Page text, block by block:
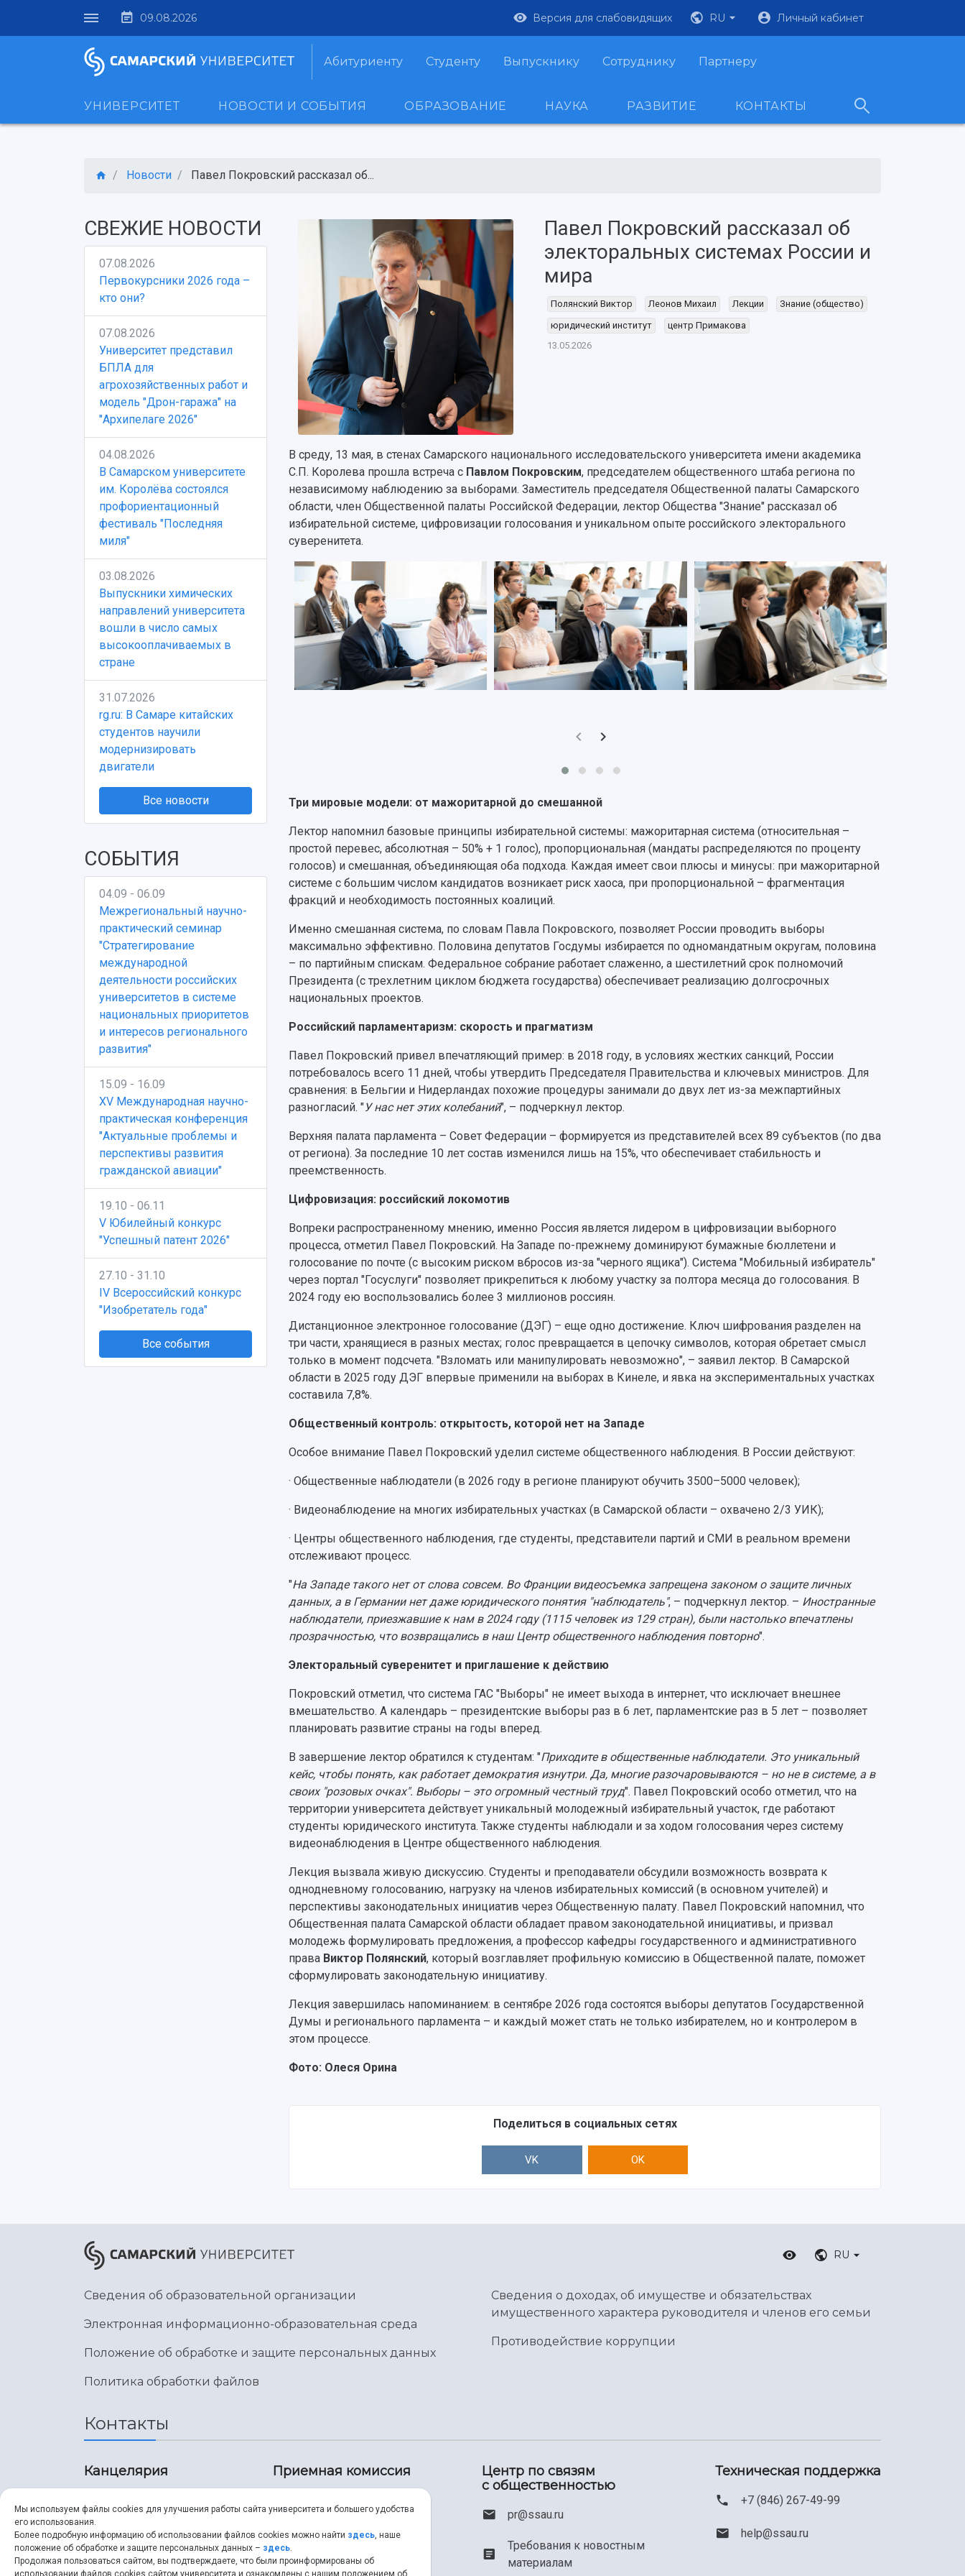
09.08.2026 Версия для слабовидящих RU Личный кабинет
Абитуриенту Студенту Выпускнику Сотруднику Партнеру
УНИВЕРСИТЕТ НОВОСТИ И СОБЫТИЯ ОБРАЗОВАНИЕ НАУКА РАЗВИТИЕ КОНТАКТЫ
Новости Павел Покровский рассказал об...
СВЕЖИЕ НОВОСТИ
07.08.2026
Первокурсники 2026 года –
кто они?
07.08.2026
Университет представил
БПЛА для
агрохозяйственных работ и
модель "Дрон-гаража" на
"Архипелаге 2026"
04.08.2026
В Самарском университете
им. Королёва состоялся
профориентационный
фестиваль "Последняя
миля"
03.08.2026
Выпускники химических
направлений университета
вошли в число самых
высокооплачиваемых в
стране
31.07.2026
rg.ru: В Самаре китайских
студентов научили
модернизировать
двигатели
Все новости
СОБЫТИЯ
04.09 - 06.09
Межрегиональный научно-
практический семинар
"Стратегирование
международной
деятельности российских
университетов в системе
национальных приоритетов
и интересов регионального
развития"
15.09 - 16.09
XV Международная научно-
практическая конференция
"Актуальные проблемы и
перспективы развития
гражданской авиации"
19.10 - 06.11
V Юбилейный конкурс
"Успешный патент 2026"
27.10 - 31.10
IV Всероссийский конкурс
"Изобретатель года"
Все события
Павел Покровский рассказал об
электоральных системах России и
мира
Полянский Виктор Леонов Михаил Лекции
Знание (общество)
юридический институт
центр Примакова
13.05.2026
В среду, 13 мая, в стенах Самарского национального исследовательского университета имени академика
С.П. Королева прошла встреча с Павлом Покровским, председателем общественного штаба региона по
независимому наблюдению за выборами. Заместитель председателя Общественной палаты Самарского
области, член Общественной палаты Российской Федерации, лектор Общества "Знание" рассказал об
избирательной системе, цифровизации голосования и уникальном опыте российского электорального
суверенитета.
Три мировые модели: от мажоритарной до смешанной
Лектор напомнил базовые принципы избирательной системы: мажоритарная система (относительная –
простой перевес, абсолютная – 50% + 1 голос), пропорциональная (мандаты распределяются по проценту
голосов) и смешанная, объединяющая оба подхода. Каждая имеет свои плюсы и минусы: при мажоритарной
системе с большим числом кандидатов возникает риск хаоса, при пропорциональной – фрагментация
фракций и необходимость постоянных коалиций.
Именно смешанная система, по словам Павла Покровского, позволяет России проводить выборы
максимально эффективно. Половина депутатов Госдумы избирается по одномандатным округам, половина
– по партийным спискам. Федеральное собрание работает слаженно, а шестилетний срок полномочий
Президента (с трехлетним циклом бюджета государства) обеспечивает реализацию долгосрочных
национальных проектов.
Российский парламентаризм: скорость и прагматизм
Павел Покровский привел впечатляющий пример: в 2018 году, в условиях жестких санкций, России
потребовалось всего 11 дней, чтобы утвердить Председателя Правительства и ключевых министров. Для
сравнения: в Бельгии и Нидерландах похожие процедуры занимали до двух лет из-за межпартийных
разногласий. "У нас нет этих колебаний", – подчеркнул лектор.
Верхняя палата парламента – Совет Федерации – формируется из представителей всех 89 субъектов (по два
от региона). За последние 10 лет состав изменился лишь на 15%, что обеспечивает стабильность и
преемственность.
Цифровизация: российский локомотив
Вопреки распространенному мнению, именно Россия является лидером в цифровизации выборного
процесса, отметил Павел Покровский. На Западе по-прежнему доминируют бумажные бюллетени и
голосование по почте (с высоким риском вбросов из-за "черного ящика"). Система "Мобильный избиратель"
через портал "Госуслуги" позволяет прикрепиться к любому участку за полтора месяца до голосования. В
2024 году ею воспользовались более 3 миллионов россиян.
Дистанционное электронное голосование (ДЭГ) – еще одно достижение. Ключ шифрования разделен на
три части, хранящиеся в разных местах; голос превращается в цепочку символов, которая обретает смысл
только в момент подсчета. "Взломать или манипулировать невозможно", – заявил лектор. В Самарской
области в 2025 году ДЭГ впервые применили на выборах в Кинеле, и явка на экспериментальных участках
составила 7,8%.
Общественный контроль: открытость, которой нет на Западе
Особое внимание Павел Покровский уделил системе общественного наблюдения. В России действуют:
· Общественные наблюдатели (в 2026 году в регионе планируют обучить 3500–5000 человек);
· Видеонаблюдение на многих избирательных участках (в Самарской области – охвачено 2/3 УИК);
· Центры общественного наблюдения, где студенты, представители партий и СМИ в реальном времени
отслеживают процесс.
"На Западе такого нет от слова совсем. Во Франции видеосъемка запрещена законом о защите личных
данных, а в Германии нет даже юридического понятия "наблюдатель", – подчеркнул лектор. – Иностранные
наблюдатели, приезжавшие к нам в 2024 году (1115 человек из 129 стран), были настолько впечатлены
прозрачностью, что возвращались в наш Центр общественного наблюдения повторно".
Электоральный суверенитет и приглашение к действию
Покровский отметил, что система ГАС "Выборы" не имеет выхода в интернет, что исключает внешнее
вмешательство. А календарь – президентские выборы раз в 6 лет, парламентские раз в 5 лет – позволяет
планировать развитие страны на годы вперед.
В завершение лектор обратился к студентам: "Приходите в общественные наблюдатели. Это уникальный
кейс, чтобы понять, как работает демократия изнутри. Да, многие разочаровываются – но не в системе, а в
своих "розовых очках". Выборы – это огромный честный труд". Павел Покровский особо отметил, что на
территории университета действует уникальный молодежный избирательный участок, где работают
студенты юридического института. Также студенты наблюдали и за ходом голосования через систему
видеонаблюдения в Центре общественного наблюдения.
Лекция вызвала живую дискуссию. Студенты и преподаватели обсудили возможность возврата к
однодневному голосованию, нагрузку на членов избирательных комиссий (в основном учителей) и
перспективы законодательных инициатив через Общественную палату. Павел Покровский напомнил, что
Общественная палата Самарской области обладает правом законодательной инициативы, и призвал
молодежь формулировать предложения, а профессор кафедры государственного и административного
права Виктор Полянский, который возглавляет профильную комиссию в Общественной палате, поможет
сформулировать законодательную инициативу.
Лекция завершилась напоминанием: в сентябре 2026 года состоятся выборы депутатов Государственной
Думы и регионального парламента – и каждый может стать не только избирателем, но и контролером в
этом процессе.
Фото: Олеся Орина
Поделиться в социальных сетях
VK OK
RU
Сведения об образовательной организации
Электронная информационно-образовательная среда
Положение об обработке и защите персональных данных
Политика обработки файлов
Сведения о доходах, об имуществе и обязательствах
имущественного характера руководителя и членов его семьи
Противодействие коррупции
Контакты
Канцелярия
8 (846) 267-43-70
ssau@ssau.ru
Приемная комиссия
8 (846) 267-48-67
priem@ssau.ru
Центр по связям
с общественностью
pr@ssau.ru
Требования к новостным
материалам
Техническая поддержка
+7 (846) 267-49-99
help@ssau.ru
Мы используем файлы cookies для улучшения работы сайта университета и большего удобства
его использования.
Более подробную информацию об использовании файлов cookies можно найти здесь, наше
положение об обработке и защите персональных данных – здесь.
Продолжая пользоваться сайтом, вы подтверждаете, что были проинформированы об
использовании файлов cookies сайтом университета и ознакомлены с нашим положением об